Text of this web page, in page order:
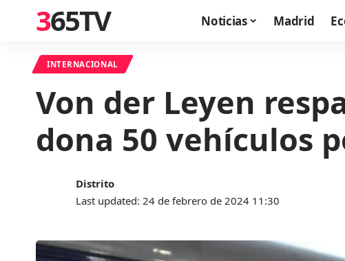
365TV Noticias Madrid
INTERNACIONAL
Von der Leyen
dona 50 vehículos
Last updated: 24 de febrero de 2024 11:30
Distrito